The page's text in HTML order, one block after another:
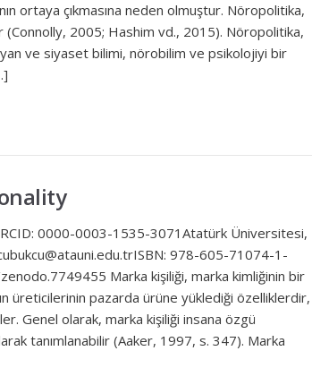
ortaya çıkmasına neden olmuştur. Nöropolitika,
2005; Hashim vd., 2015). Nöropolitika,
ve siyaset bilimi, nörobilim ve psikolojiyi bir
0000-0003-1535-3071Atatürk Üniversitesi,
978-605-71074-1-
Marka kişiliği, marka kimliğinin bir
üreticilerinin pazarda ürüne yüklediği özelliklerdir,
Genel olarak, marka kişiliği insana özgü
tanımlanabilir (Aaker, 1997, s. 347). Marka